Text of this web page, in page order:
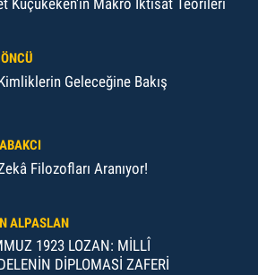
Küçükeken'in Makro İktisat Teorileri
Geleceğine Bakış
Filozofları Aranıyor!
ALPASLAN
1923 LOZAN: MİLLÎ
DİPLOMASİ ZAFERİ